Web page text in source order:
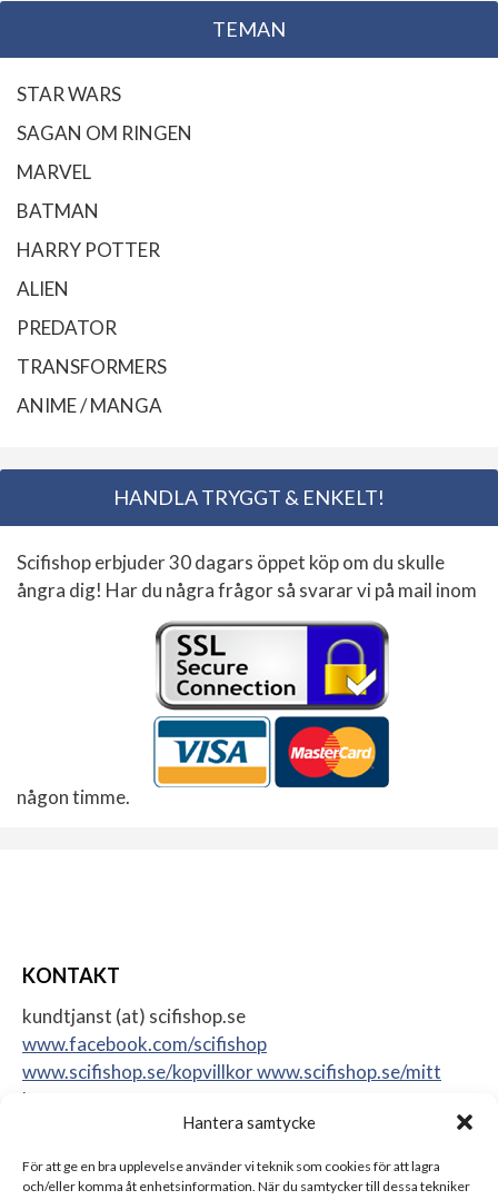
Hantera samtycke
För att ge en bra upplevelse använder vi teknik som cookies för att lagra
och/eller komma åt enhetsinformation. När du samtycker till dessa tekniker
TEMAN
STAR WARS
SAGAN OM RINGEN
MARVEL
BATMAN
HARRY POTTER
ALIEN
PREDATOR
TRANSFORMERS
ANIME / MANGA
HANDLA TRYGGT & ENKELT!
Scifishop erbjuder 30 dagars öppet köp om du skulle
ångra dig! Har du några frågor så svarar vi på mail inom
någon timme.
KONTAKT
kundtjanst (at) scifishop.se
www.facebook.com/scifishop
www.scifishop.se/kopvillkorwww.scifishop.se/mitt
konto
Sweden